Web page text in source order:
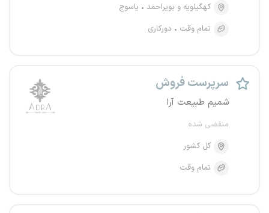
کهگیلویه و بویراحمد
یاسوج
تمام وقت
دورکاری
سرپرست فروش
شمیم طبیعت آرا
منقضی شده
کل کشور
تمام وقت